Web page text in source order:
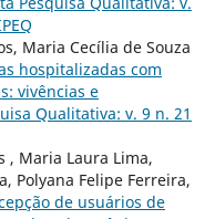
Maria Cecília de Souza
hospitalizadas com
vivências e
Qualitativa: v. 9 n. 21
, Maria Laura Lima,
Polyana Felipe Ferreira,
de usuários de